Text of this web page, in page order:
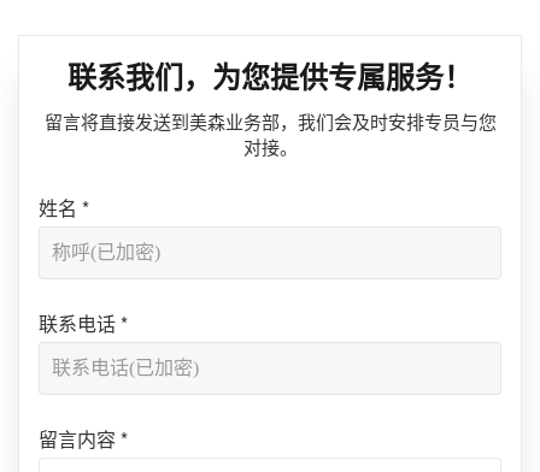
联系我们，为您提供专属服务！
留言将直接发送到美森业务部，我们会及时安排专员与您
对接。
姓名 *
联系电话*
留言内容*